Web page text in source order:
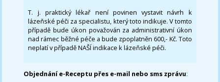
T. j. praktický lékař není povinen vystavit návrh k
lázeňské péči za specialistu, který toto indikuje. V tomto
případě bude úkon považován za administrativní úkon
nad rámec běžné péče a bude zpoplatněn 600,- Kč. Toto
neplatí v případě NAŠÍ indikace k lázeňské péči.
Objednání e-Receptu přes e-mail nebo sms zprávu: